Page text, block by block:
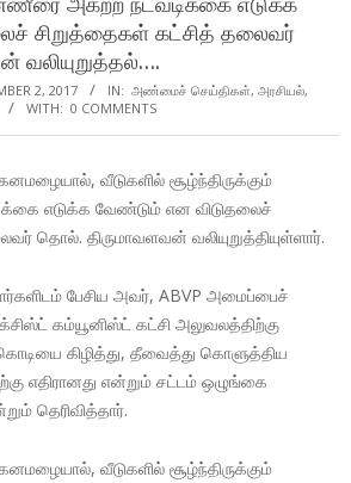
சிறுத்தைகள் கட்சித் தலைவர்
வலியுறுத்தல்….
2, 2017 IN: அண்மைச் செய்திகள், அரசியல்,
WITH: 0 COMMENTS
வீடுகளில் சூழ்ந்திருக்கும்
எடுக்க வேண்டும் என விடுதலைச்
தொல். திருமாவளவன் வலியுறுத்தியுள்ளார்.
பேசிய அவர், ABVP அமைப்பைச்
கம்யூனிஸ்ட் கட்சி அலுவலத்திற்கு
கிழித்து, தீவைத்து கொளுத்திய
எதிரானது என்றும் சட்டம் ஒழுங்கை
தெரிவித்தார்.
வீடுகளில் சூழ்ந்திருக்கும்